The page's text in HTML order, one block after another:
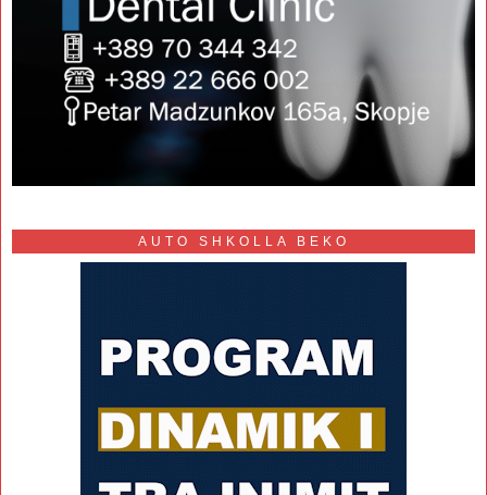
AUTO SHKOLLA BEKO